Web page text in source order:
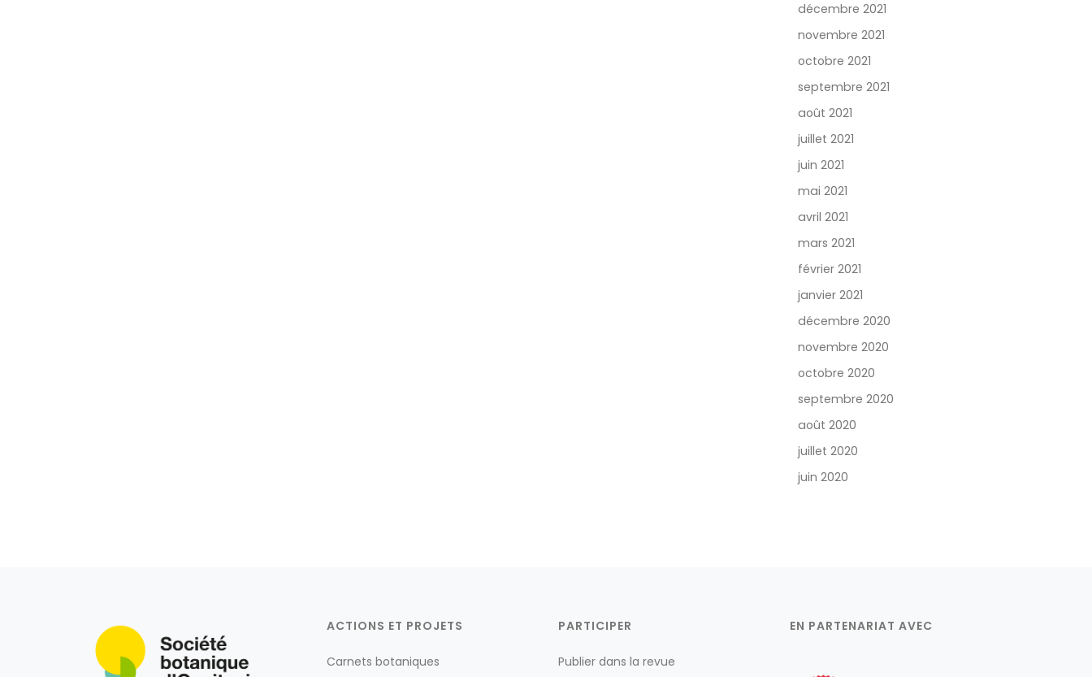
décembre 2021
novembre 2021
octobre 2021
septembre 2021
août 2021
juillet 2021
juin 2021
mai 2021
avril 2021
mars 2021
février 2021
janvier 2021
décembre 2020
novembre 2020
octobre 2020
septembre 2020
août 2020
juillet 2020
juin 2020
ACTIONS ET PROJETS
Carnets botaniques
PARTICIPER
Publier dans la revue
EN PARTENARIAT AVEC